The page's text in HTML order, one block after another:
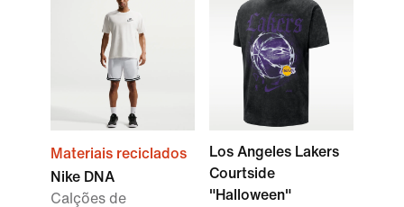
Materiais reciclados
Nike DNA
Calções de
Los Angeles Lakers
Courtside
"Halloween"